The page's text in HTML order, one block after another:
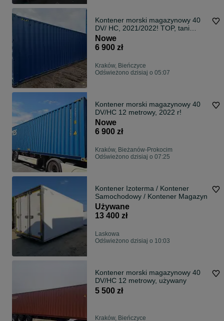
Kontener morski magazynowy 40
DV/ HC, 2021/2022! TOP, tani
transport
Nowe
6 900 zł
Kraków, Bieńczyce
Odświeżono dzisiaj o 05:07
Kontener morski magazynowy 40
DV/HC 12 metrowy, 2022 r!
Nowe
6 900 zł
Kraków, Bieżanów-Prokocim
Odświeżono dzisiaj o 07:25
Kontener Izoterma / Kontener
Samochodowy / Kontener Magazyn
Używane
13 400 zł
Laskowa
Odświeżono dzisiaj o 10:03
Kontener morski magazynowy 40
DV/HC 12 metrowy, używany
5 500 zł
Kraków, Bieńczyce